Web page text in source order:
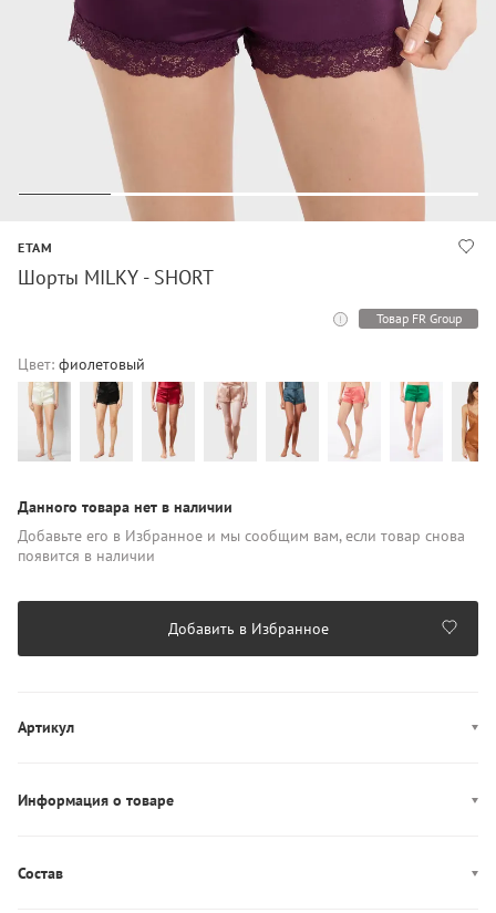
ETAM
Шорты MILKY - SHORT
Товар FR Group
Цвет: фиолетовый
Данного товара нет в наличии
Добавьте его в Избранное и мы сообщим вам, если товар снова
появится в наличии
Добавить в Избранное
Артикул
Информация о товаре
Состав